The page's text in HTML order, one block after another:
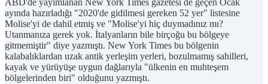
ABD'de yayımlanan New York Times gazetesi de geçen Ocak
ayında hazırladığı "2020'de gidilmesi gereken 52 yer" listesine
Molise'yi de dahil etmiş ve "Molise'yi hiç duymadınız mı?
Utanmanıza gerek yok. İtalyanların bile birçoğu bu bölgeye
gitmemiştir" diye yazmıştı. New York Times bu bölgenin
kalabalıklardan uzak antik yerleşim yerleri, bozulmamış sahilleri,
kayak ve yürüyüşe uygun dağlarıyla "ülkenin en muhteşem
bölgelerinden biri" olduğunu yazmıştı.